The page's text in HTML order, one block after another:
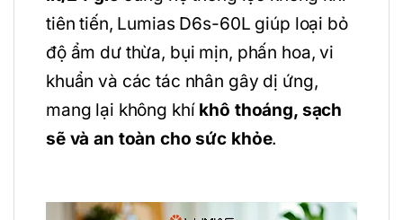
tiên tiến, Lumias D6s-60L giúp loại bỏ
độ ẩm dư thừa, bụi mịn, phấn hoa, vi
khuẩn và các tác nhân gây dị ứng,
mang lại không khí khô thoáng, sạch
sẽ và an toàn cho sức khỏe.